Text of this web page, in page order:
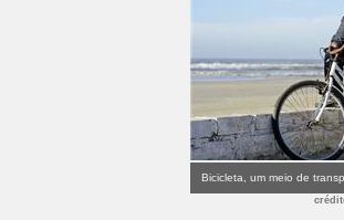
Bicicleta, um meio de